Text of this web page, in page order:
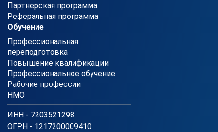
Партнерская программа
Реферальная программа
Обучение
Профессиональная
переподготовка
Повышение квалификации
Профессиональное обучение
Рабочие профессии
НМО
ИНН - 7203521298
ОГРН - 1217200009410